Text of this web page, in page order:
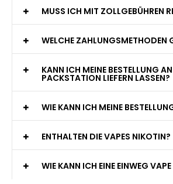
MUSS ICH MIT ZOLLGEBÜHREN
WELCHE ZAHLUNGSMETHODEN
KANN ICH MEINE BESTELLUNG AN
PACKSTATION LIEFERN LASSEN?
WIE KANN ICH MEINE
ENTHALTEN DIE VAPES NIKOTIN?
WIE KANN ICH EINE EINWEG VAPE